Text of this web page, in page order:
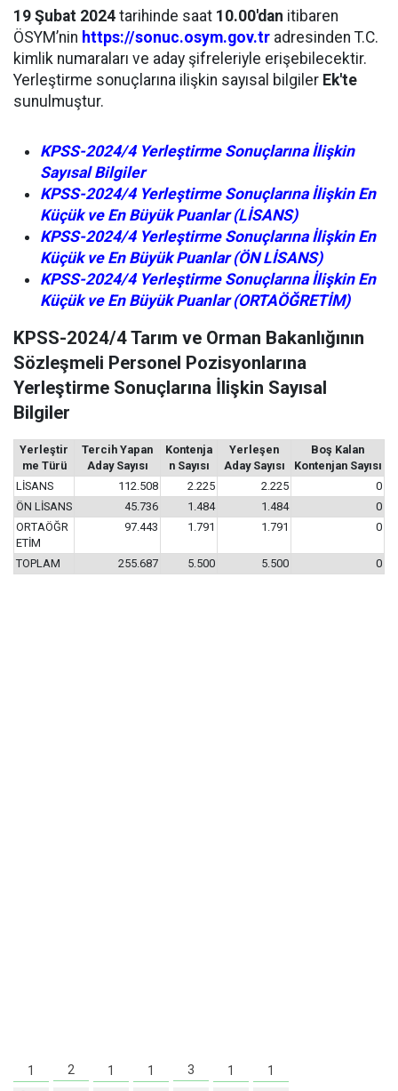
19 Şubat 2024 tarihinde saat 10.00'dan itibaren
ÖSYM’nin https://sonuc.osym.gov.tr adresinden T.C.
kimlik numaraları ve aday şifreleriyle erişebilecektir.
Yerleştirme sonuçlarına ilişkin sayısal bilgiler Ek'te
sunulmuştur.
KPSS-2024/4 Yerleştirme Sonuçlarına İlişkin
Sayısal Bilgiler
KPSS-2024/4 Yerleştirme Sonuçlarına İlişkin En
Küçük ve En Büyük Puanlar (LİSANS)
KPSS-2024/4 Yerleştirme Sonuçlarına İlişkin En
Küçük ve En Büyük Puanlar (ÖN LİSANS)
KPSS-2024/4 Yerleştirme Sonuçlarına İlişkin En
Küçük ve En Büyük Puanlar (ORTAÖĞRETİM)
KPSS-2024/4 Tarım ve Orman Bakanlığının
Sözleşmeli Personel Pozisyonlarına
Yerleştirme Sonuçlarına İlişkin Sayısal
Bilgiler
Yerleştir
me Türü
Tercih Yapan
Aday Sayısı
Kontenja
n Sayısı
Yerleşen
Aday Sayısı
Boş Kalan
Kontenjan Sayısı
LİSANS
112.508 2.225 2.225
0
ÖN LİSANS
45.736 1.484 1.484
0
ORTAÖĞR
ETİM
97.443 1.791 1.791 0
TOPLAM 255.687 5.500 5.500 0
1 2 1 1 3 1 1